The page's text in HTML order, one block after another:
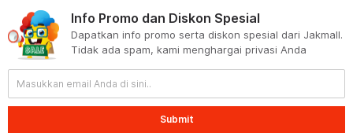
Info Promo dan Diskon Spesial
Dapatkan info promo serta diskon spesial dari Jakmall.
Tidak ada spam, kami menghargai privasi Anda
Submit